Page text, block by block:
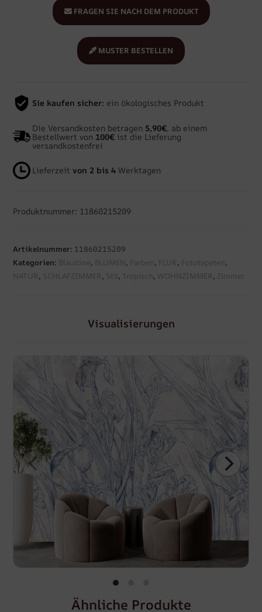
MUSTER BESTELLEN
FRAGEN SIE NACH DEM PRODUKT
Sie kaufen sicher: ein ökologisches Produkt
Die Versandkosten betragen 5,90€, ab einem
Bestellwert von 100€ ist die Lieferung
versandkostenfrei
Lieferzeitvon 2 bis 4 Werktagen
Produktnummer: 11860215209
Artikelnummer: 11860215209
Kategorien: Blautöne, BLUMEN , Farben , FLUR, Fototapeten ,
NATUR, SCHLAFZIMMER, Stil, Tropisch , WOHNZIMMER, Zimmer
Visualisierungen
Ähnliche Produkte